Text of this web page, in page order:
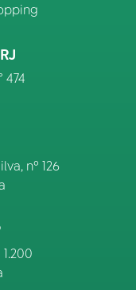
474
nº 126